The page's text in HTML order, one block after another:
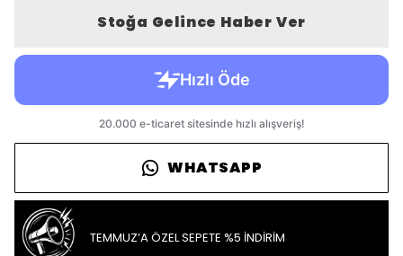
Stoğa Gelince Haber Ver
WHATSAPP
TEMMUZ’A ÖZEL SEPETE %5 İNDİRİM